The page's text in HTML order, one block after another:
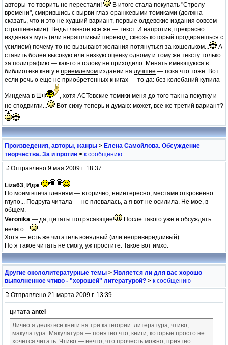
авторы-то творить не перестали!
В итоге стала покупать "Стрелу
времени", смирившись с вырви-глаз-оранжевыми томиками (должна
сказать, что и это не худший вариант, первые олдевские издания совсем
страшненькие). Ведь главное все же — текст. И напротив, прекрасно
изданная муть (или неряшливый перевод, сквозь который продираешься с
усилием) почему-то не вызывают желания потянуться за кошельком...
А
ставить более высокую или низкую оценку одному и тому же тексту только
за полиграфию — как-то в голову не приходило. Менять имеющуюся в
библиотеке книгу в приемлемом издании на лучшее — пока что тоже. Вот
если речь о еще не приобретенных книгах — то да: без колебаний купила
Уиндема в ШФ
, хотя АСТовские томики меня до того так на покупку и
не сподвигли...
Вот сижу теперь и думаю: может, все же третий вариант?
Произведения, авторы, жанры > Елена Самойлова. Обсуждение
творчества. За и против > к сообщению
Отправлено 9 мая 2009 г. 18:37
Liza63, Идж
По моим впечатлениям — вторично, неинтересно, местами откровенно
глупо... Подруга читала — не плевалась, а я вот не осилила. Не мое, в
общем.
Veronika — да, цитаты потрясающие!
После такого уже и обсуждать
нечего...
Хотя — есть же читатель всеядный (или непривередливый)...
Но я такое читать не смогу, уж простите. Такое вот имхо.
Другие окололитературные темы > Является ли для вас хорошо
выполненное чтиво - "хорошей" литературой? > к сообщению
Отправлено 21 марта 2009 г. 13:39
цитата antel
Лично я делю все книги на три категории: литература, чтиво,
макулатура. Макулатура — понятно что, книги, которые просто не
хочется читать. Чтиво — нечто, что прочесть можно, приятно